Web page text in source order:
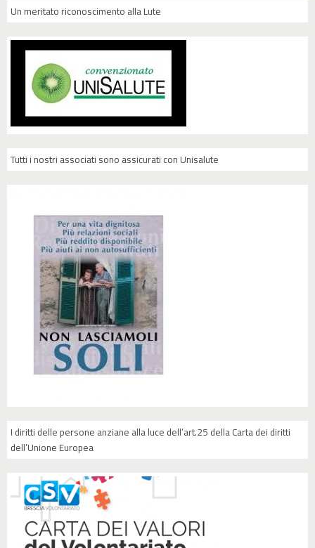
Un meritato riconoscimento alla Lute
Tutti i nostri associati sono assicurati con Unisalute
I diritti delle persone anziane alla luce dell’art.25 della Carta dei diritti
dell’Unione Europea